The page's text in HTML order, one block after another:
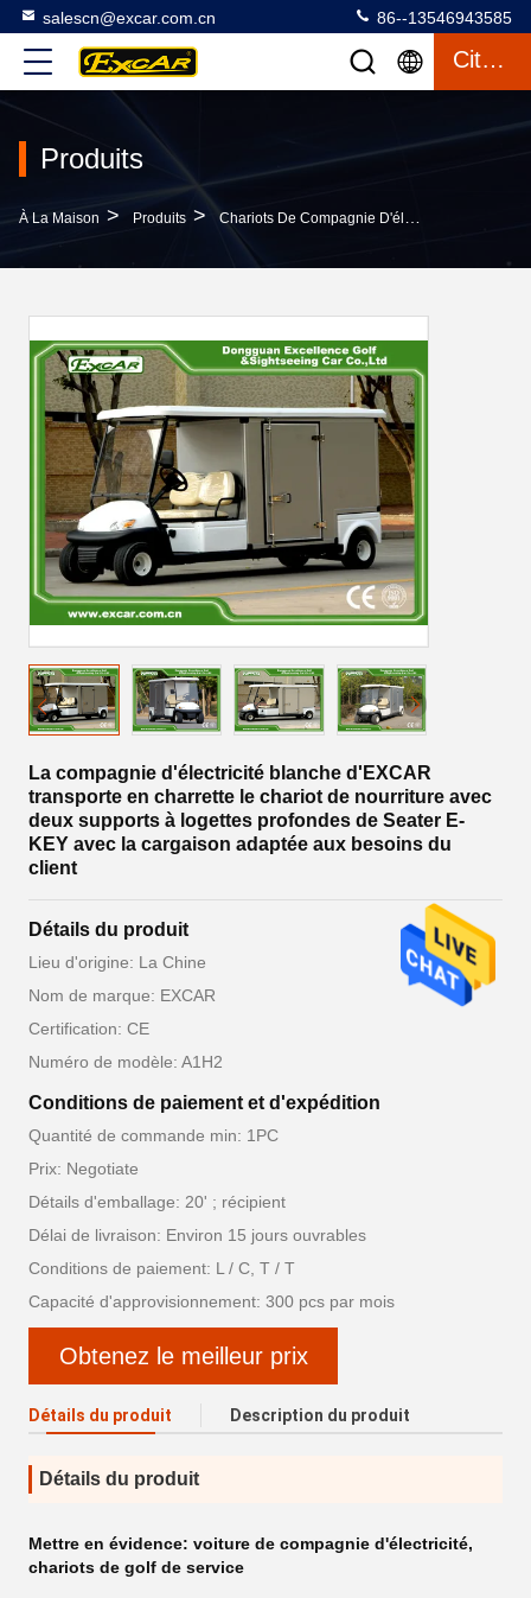
salescn@excar.com.cn 86--13546943585
Citation
Produits
À La Maison > Produits > Chariots De Compagnie D'électricité
La compagnie d'électricité blanche d'EXCAR
transporte en charrette le chariot de nourriture avec
deux supports à logettes profondes de Seater E-
KEY avec la cargaison adaptée aux besoins du
client
Détails du produit
Lieu d'origine: La Chine
Nom de marque: EXCAR
Certification: CE
Numéro de modèle: A1H2
Conditions de paiement et d'expédition
Quantité de commande min: 1PC
Prix: Negotiate
Détails d'emballage: 20' ; récipient
Délai de livraison: Environ 15 jours ouvrables
Conditions de paiement: L / C, T / T
Capacité d'approvisionnement: 300 pcs par mois
Obtenez le meilleur prix
Détails du produit Description du produit
Détails du produit
Mettre en évidence: voiture de compagnie d'électricité,
chariots de golf de service